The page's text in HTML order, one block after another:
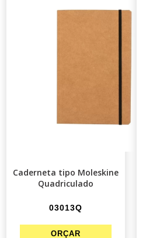
Caderneta tipo Moleskine
Quadriculado
03013Q